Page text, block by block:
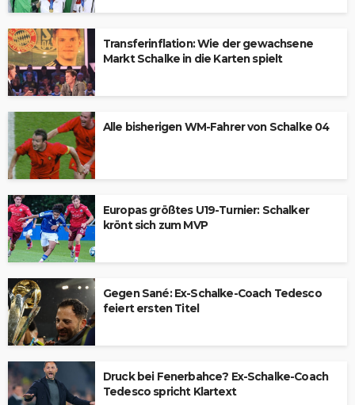
Transferinflation: Wie der gewachsene
Markt Schalke in die Karten spielt
Alle bisherigen WM-Fahrer von Schalke 04
Europas größtes U19-Turnier: Schalker
krönt sich zum MVP
Gegen Sané: Ex-Schalke-Coach Tedesco
feiert ersten Titel
Druck bei Fenerbahce? Ex-Schalke-Coach
Tedesco spricht Klartext